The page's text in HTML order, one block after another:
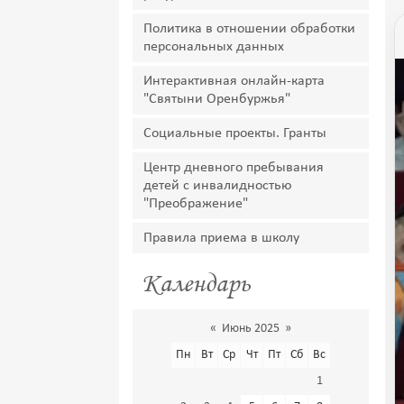
Политика в отношении обработки
персональных данных
Интерактивная онлайн-карта
"Святыни Оренбуржья"
Социальные проекты. Гранты
Центр дневного пребывания
детей с инвалидностью
"Преображение"
Правила приема в школу
Календарь
« Июнь 2025 »
Пн
Вт Ср Чт Пт Сб
Вс
1